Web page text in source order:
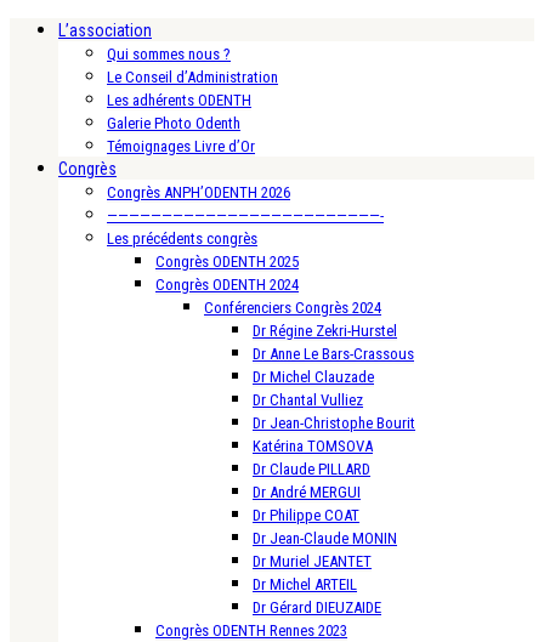
L’association
Qui sommes nous ?
Le Conseil d’Administration
Les adhérents ODENTH
Galerie Photo Odenth
Témoignages Livre d’Or
Congrès
Congrès ANPH’ODENTH 2026
—————————————————————————-
Les précédents congrès
Congrès ODENTH 2025
Congrès ODENTH 2024
Conférenciers Congrès 2024
Dr Régine Zekri-Hurstel
Dr Anne Le Bars-Crassous
Dr Michel Clauzade
Dr Chantal Vulliez
Dr Jean-Christophe Bourit
Katérina TOMSOVA
Dr Claude PILLARD
Dr André MERGUI
Dr Philippe COAT
Dr Jean-Claude MONIN
Dr Muriel JEANTET
Dr Michel ARTEIL
Dr Gérard DIEUZAIDE
Congrès ODENTH Rennes 2023